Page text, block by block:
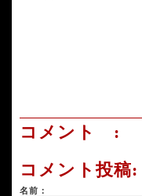
コメント :
コメント投稿:
名前：